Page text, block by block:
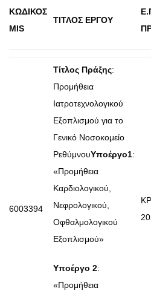
ΚΩΔΙΚΟΣ
MIS
ΤΙΤΛΟΣ ΕΡΓΟΥ
6003394
Τίτλος Πράξης:
Προμήθεια
Ιατροτεχνολογικού
Εξοπλισμού για το
Γενικό Νοσοκομείο
ΡεθύμνουΥποέργο1:
«Προμήθεια
Καρδιολογικού,
Νεφρολογικού,
Οφθαλμολογικού
Εξοπλισμού»
Υποέργο 2:
«Προμήθεια